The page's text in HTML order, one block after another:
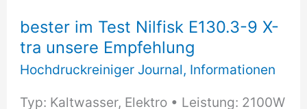
bester im Test Nilfisk E130.3-9 X-
tra unsere Empfehlung
Hochdruckreiniger Journal, Informationen
Typ: Kaltwasser, Elektro • Leistung: 2100W